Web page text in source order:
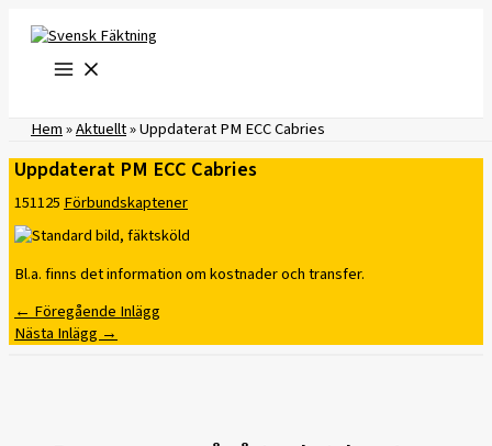
innehåll
Hem»Aktuellt»Uppdaterat PM ECC Cabries
Uppdaterat PM ECC Cabries
151125Förbundskaptener
Bl.a. finns det information om kostnader och transfer.
←Föregående Inlägg
Nästa Inlägg→